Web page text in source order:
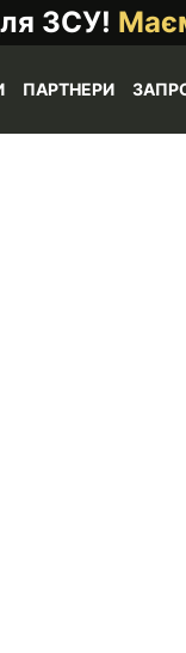
ЗСУ!
ПАРТНЕРИ